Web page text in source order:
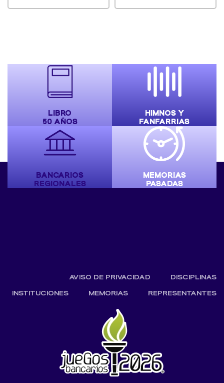
LIBRO
50 AÑOS
HIMNOS Y
FANFARRIAS
BANCARIOS
REGIONALES
MEMORIAS
PASADAS
AVISO DE PRIVACIDAD
DISCIPLINAS
INSTITUCIONES
MEMORIAS REPRESENTANTES